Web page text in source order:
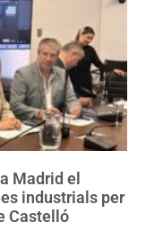
Madrid el
industrials per
Castelló